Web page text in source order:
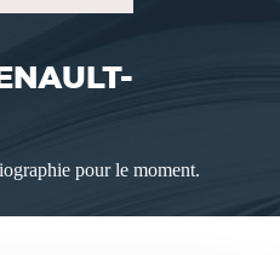
pour le moment.